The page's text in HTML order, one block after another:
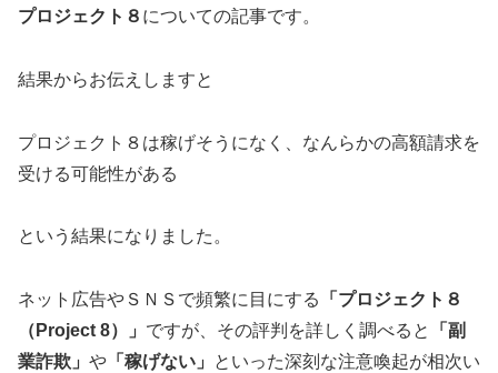
プロジェクト８ についての記事です。
結果からお伝えしますと
プロジェクト８は稼げそうになく、なんらかの高額請求を
受ける可能性がある
という結果になりました。
ネット広告やＳＮＳで頻繁に目にする
「プロジェクト８
（Project 8）」 ですが、その評判を詳しく調べると
「副
業詐欺」 や 「稼げない」
といった深刻な注意喚起が相次い